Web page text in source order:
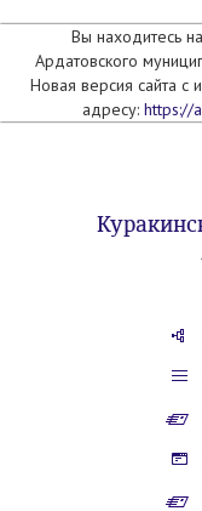
Вы находитесь
Ардатовского
Новая версия сайта
адресу: https://